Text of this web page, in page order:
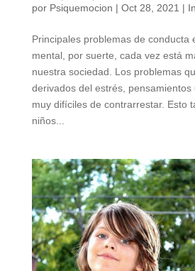
por Psiquemocion | Oct 28, 2021 |
Principales problemas de conducta
mental, por suerte, cada vez está
nuestra sociedad. Los problemas
derivados del estrés, pensamientos
muy difíciles de contrarrestar. Esto
niños...